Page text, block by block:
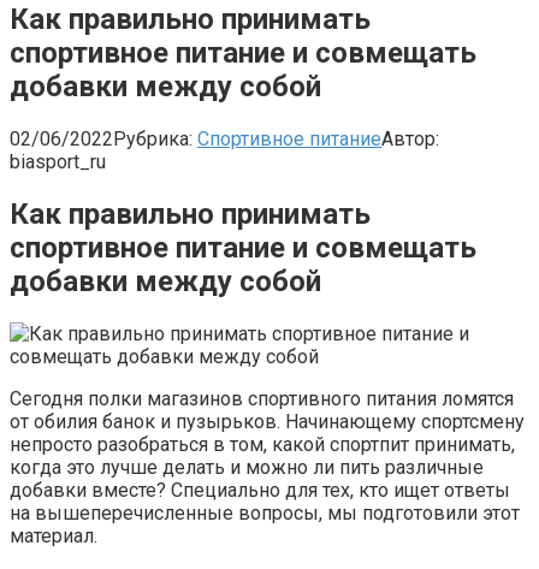
Как правильно принимать
спортивное питание и совмещать
добавки между собой
02/06/2022Рубрика: Спортивное питаниеАвтор:
biasport_ru
Как правильно принимать
спортивное питание и совмещать
добавки между собой
Сегодня полки магазинов спортивного питания ломятся
от обилия банок и пузырьков. Начинающему спортсмену
непросто разобраться в том, какой спортпит принимать,
когда это лучше делать и можно ли пить различные
добавки вместе? Специально для тех, кто ищет ответы
на вышеперечисленные вопросы, мы подготовили этот
материал.